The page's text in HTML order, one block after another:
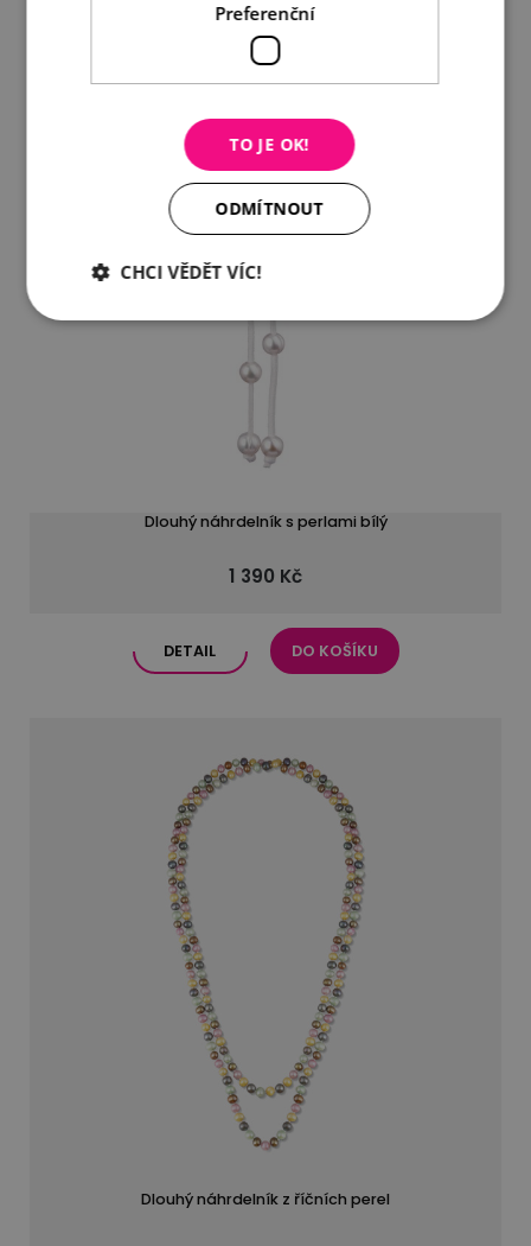
Dlouhý náhrdelník s perlami bílý
1 390 Kč
DETAIL DO KOŠÍKU
Dlouhý náhrdelník z říčních perel
Preferenční
TO JE OK!
ODMÍTNOUT
CHCI VĚDĚT VÍC!